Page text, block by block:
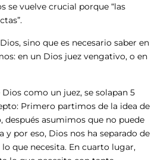
se vuelve crucial porque “las
sino que es necesario saber en
en un Dios juez vengativo, o en
como un juez, se solapan 5
Primero partimos de la idea de
después asumimos que no puede
y por eso, Dios nos ha separado de
que necesita. En cuarto lugar,